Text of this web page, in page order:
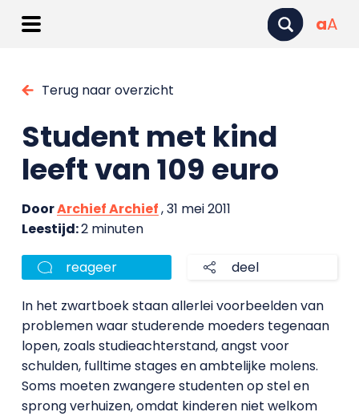
aA
Terug naar overzicht
Student met kind
leeft van 109 euro
DoorArchief Archief, 31 mei 2011
Leestijd:2 minuten
reageer deel
In het zwartboek staan allerlei voorbeelden van
problemen waar studerende moeders tegenaan
lopen, zoals studieachterstand, angst voor
schulden, fulltime stages en ambtelijke molens.
Soms moeten zwangere studenten op stel en
sprong verhuizen, omdat kinderen niet welkom